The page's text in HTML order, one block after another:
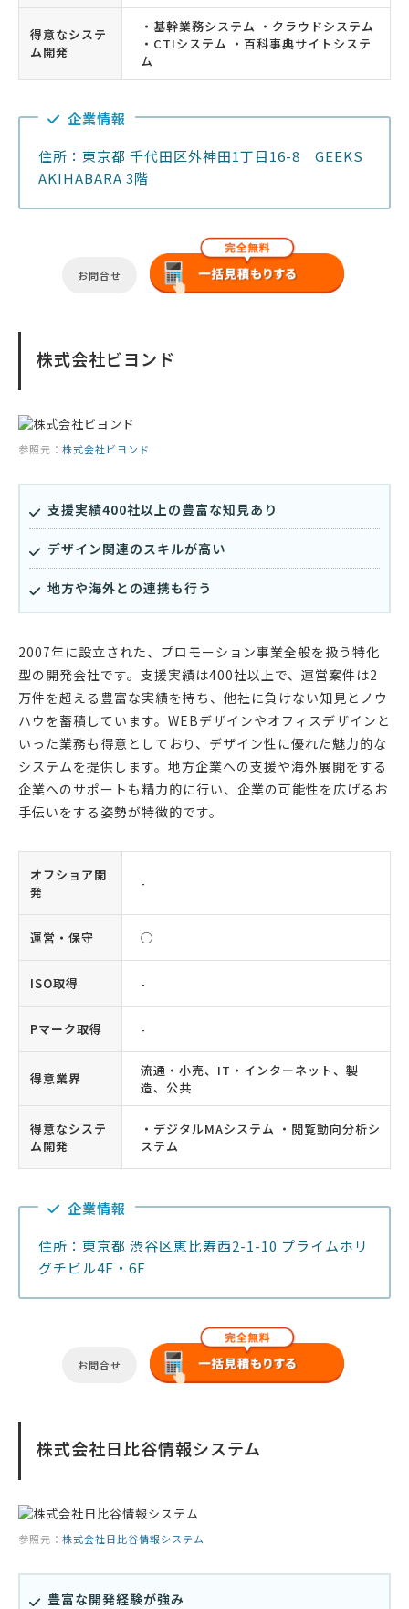
得意なシステ
ム開発
・基幹業務システム ・クラウドシステム
・CTIシステム ・百科事典サイトシステ
ム
企業情報
住所：東京都 千代田区外神田1丁目16-8 GEEKS
AKIHABARA 3階
お問合せ
株式会社ビヨンド
参照元： 株式会社ビヨンド
支援実績400社以上の豊富な知見あり
デザイン関連のスキルが高い
地方や海外との連携も行う
2007年に設立された、プロモーション事業全般を扱う特化
型の開発会社です。支援実績は400社以上で、運営案件は2
万件を超える豊富な実績を持ち、他社に負けない知見とノウ
ハウを蓄積しています。WEBデザインやオフィスデザインと
いった業務も得意としており、デザイン性に優れた魅力的な
システムを提供します。地方企業への支援や海外展開をする
企業へのサポートも精力的に行い、企業の可能性を広げるお
手伝いをする姿勢が特徴的です。
オフショア開
発
-
運営・保守 ◯
ISO取得 -
Pマーク取得 -
得意業界
流通・小売、IT・インターネット、製
造、公共
得意なシステ
ム開発
・デジタルMAシステム ・閲覧動向分析シ
ステム
企業情報
住所：東京都 渋谷区恵比寿西2-1-10 プライムホリ
グチビル4F・6F
お問合せ
株式会社日比谷情報システム
参照元： 株式会社日比谷情報システム
豊富な開発経験が強み